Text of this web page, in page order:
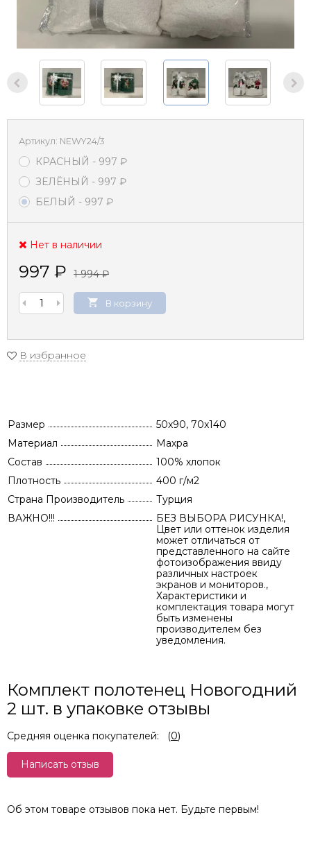
Артикул: NEWY24/3
КРАСНЫЙ - 997 ₽
ЗЕЛЁНЫЙ - 997 ₽
БЕЛЫЙ - 997 ₽
Нет в наличии
997 ₽ 1 994₽
В корзину
В избранное
Размер
50x90, 70x140
Материал
Махра
Состав
100% хлопок
Плотность
400 г/м2
Страна Производитель
Турция
ВАЖНО!!!
БЕЗ ВЫБОРА РИСУНКА!,
Цвет или оттенок изделия
может отличаться от
представленного на сайте
фотоизображения ввиду
различных настроек
экранов и мониторов.,
Характеристики и
комплектация товара могут
быть изменены
производителем без
уведомления.
Комплект полотенец Новогодний
2 шт. в упаковке отзывы
Средняя оценка покупателей: (0)
Написать отзыв
Об этом товаре отзывов пока нет. Будьте первым!